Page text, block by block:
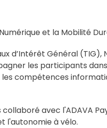
et la Mobilité
d’Intérêt Général (TIG),
les participants
compétences
avec l'ADAVA
l'autonomie à vélo.